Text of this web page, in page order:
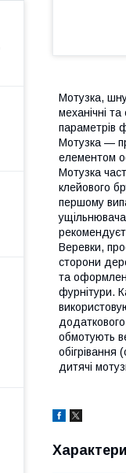
Мотузка,
механічні
параметрів
Мотузка —
елементом
Мотузка
клейового
першому
Веревки,
сторони
та
фурнітури.
додаткового
обмотують
обігрівання
дитячі